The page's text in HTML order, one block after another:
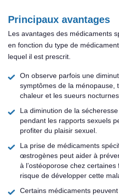
Principaux avantages
Les avantages des médicaments
en fonction du type de
lequel il est prescrit.
On observe parfois une
symptômes de la ménopause,
chaleur et les sueurs nocturnes.
La diminution de la
pendant les rapports sexuels
profiter du plaisir sexuel.
La prise de médicaments
œstrogènes peut aider à
à l’ostéoporose chez
risque de développer cette
Certains médicaments